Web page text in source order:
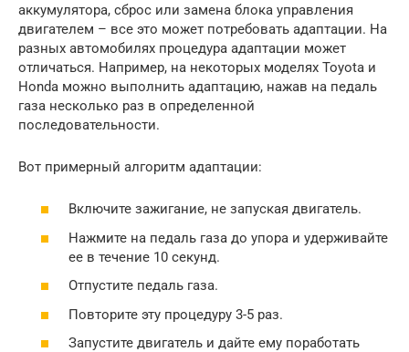
аккумулятора, сброс или замена блока управления
двигателем – все это может потребовать адаптации. На
разных автомобилях процедура адаптации может
отличаться. Например, на некоторых моделях Toyota и
Honda можно выполнить адаптацию, нажав на педаль
газа несколько раз в определенной
последовательности.
Вот примерный алгоритм адаптации:
Включите зажигание, не запуская двигатель.
Нажмите на педаль газа до упора и удерживайте
ее в течение 10 секунд.
Отпустите педаль газа.
Повторите эту процедуру 3-5 раз.
Запустите двигатель и дайте ему поработать